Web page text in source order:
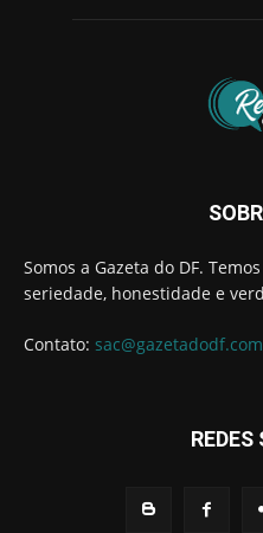
Somos a Gazeta do DF.
seriedade, honestidade e
Contato:
REDES